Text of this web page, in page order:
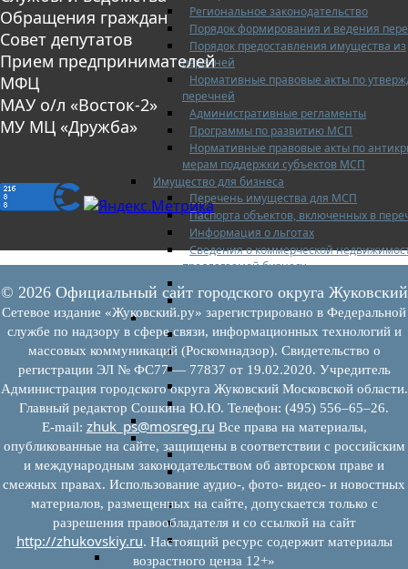
Региональное законодательство
Порядок формирования и ведения
Порядок предоставления имущества из
перечней
Нормативные правовые акты по
перечней
Административные регламенты
Программы по развитию МСП
Нормативные правовые акты по
мерам поддержки субъектов МСП
Имущество для бизнеса
Перечень имущества для МСП
Паспорта объектов, включенных в
Информация о льготах
Сведения о коммерческой
предлагаемой бизнесу
Сведения о проводимых торгах
Инвестиционная карта Московской
Коллегиальный орган
Регламентирующие документы
График заседаний
Протоколы заседаний
Отчеты о деятельности
Иные документы
Материалы Корпорации МСП
Вопрос-ответ
Общие вопросы
Наполнение и актуализация перечней
имущества
Предоставление имущества
Выкуп имущества
Прочие
Информационная поддержка
Обращения граждан
Совет депутатов
Прием предпринимателей
МФЦ
МАУ о/л «Восток-2»
МУ МЦ «Дружба»
© 2026 Официальный сайт городского округа Жуковский
Сетевое издание «Жуковский.ру» зарегистрировано в Федеральной
службе по надзору в сфере связи, информационных технологий и
массовых коммуникаций (Роскомнадзор). Свидетельство о
регистрации ЭЛ № ФС77 — 77837 от 19.02.2020. Учредитель
Администрация городского округа Жуковский Московской области.
Главный редактор Сошкина Ю.Ю. Телефон: (495) 556–65–26.
E‑mail: zhuk_ps@mosreg.ru Все права на материалы,
опубликованные на сайте, защищены в соответствии с российским
и международным законодательством об авторском праве и
смежных правах. Использование аудио-, фото- видео- и новостных
материалов, размещенных на сайте, допускается только с
разрешения правообладателя и со ссылкой на сайт
http://zhukovskiy.ru. Настоящий ресурс содержит материалы
возрастного ценза 12+»